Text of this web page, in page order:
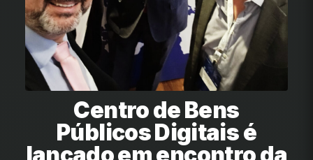
Centro de Bens
Públicos Digitais é